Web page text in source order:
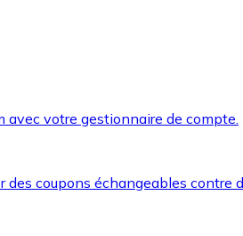
avec votre gestionnaire de compte.
coupons échangeables contre